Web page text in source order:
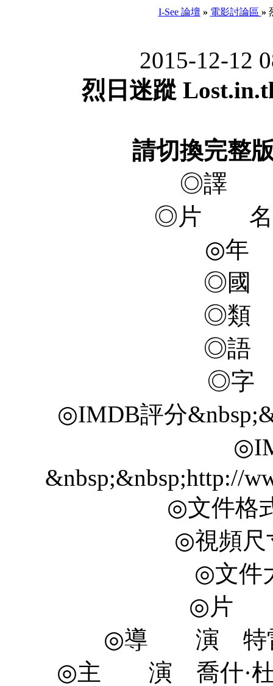
I-See 論壇 » 電影討論區 »
2015-12-12
烈日迷蹤
請切換完整
◎譯
◎片 名
◎年
◎國
◎類
◎語
◎
◎IMDB評分
&nbsp;&nbsp;http://
◎文件格
◎視頻尺
◎文件
◎片
◎導 演 特雷·
◎主 演 喬什·杜哈